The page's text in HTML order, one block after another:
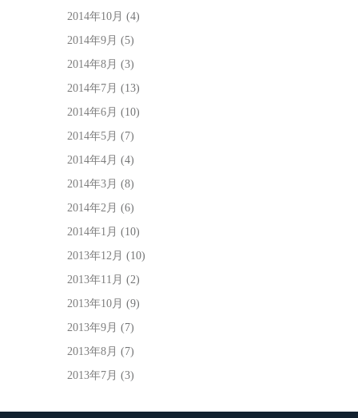
2014年10月 (4)
2014年9月 (5)
2014年8月 (3)
2014年7月 (13)
2014年6月 (10)
2014年5月 (7)
2014年4月 (4)
2014年3月 (8)
2014年2月 (6)
2014年1月 (10)
2013年12月 (10)
2013年11月 (2)
2013年10月 (9)
2013年9月 (7)
2013年8月 (7)
2013年7月 (3)